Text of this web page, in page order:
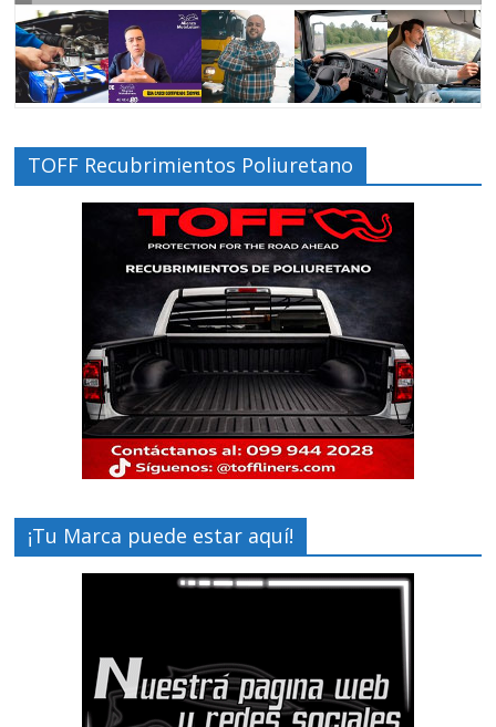
TOFF Recubrimientos Poliuretano
¡Tu Marca puede estar aquí!